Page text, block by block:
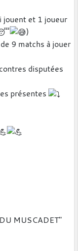
jouent et 1 joueur
)
9 matchs à jouer
disputées
présentes
MUSCADET"